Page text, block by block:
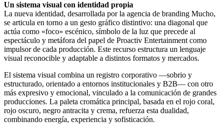
Un sistema visual con identidad propia
La nueva identidad, desarrollada por la agencia de branding Mucho,
se articula en torno a un gesto gráfico distintivo: una diagonal que
actúa como «foco» escénico, símbolo de la luz que precede al
espectáculo y metáfora del papel de Proactiv Entertainment como
impulsor de cada producción. Este recurso estructura un lenguaje
visual reconocible y adaptable a distintos formatos y mercados.
El sistema visual combina un registro corporativo —sobrio y
estructurado, orientado a entornos institucionales y B2B— con otro
más expresivo y emocional, vinculado a la comunicación de grandes
producciones. La paleta cromática principal, basada en el rojo coral,
rojo oscuro, negro antracita y crema, refuerza esta dualidad,
combinando energía, experiencia y sofisticación.